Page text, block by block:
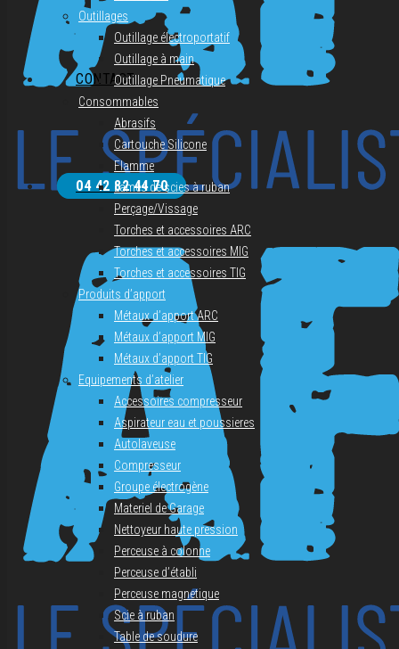
CONTACT
04 42 82 44 70
Outillages
Outillage électroportatif
Outillage à main
Outillage Pneumatique
Consommables
Abrasifs
Cartouche Silicone
Flamme
Lames de scies à ruban
Perçage/Vissage
Torches et accessoires ARC
Torches et accessoires MIG
Torches et accessoires TIG
Produits d’apport
Métaux d’apport ARC
Métaux d’apport MIG
Métaux d’apport TIG
Equipements d’atelier
Accessoires compresseur
Aspirateur eau et poussieres
Autolaveuse
Compresseur
Groupe électrogène
Materiel de Garage
Nettoyeur haute pression
Perceuse à colonne
Perceuse d’établi
Perceuse magnetique
Scie à ruban
Table de soudure